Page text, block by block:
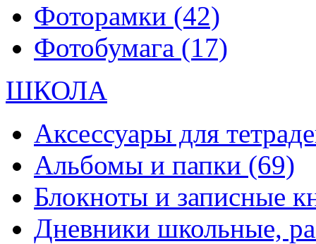
Фоторамки (42)
Фотобумага (17)
ШКОЛА
Аксессуары для
Альбомы и папки (69)
Блокноты и записные
Дневники школьные,